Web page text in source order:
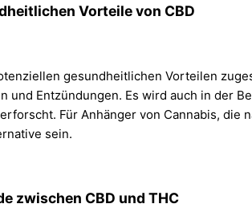
Vorteile von CBD
gesundheitlichen Vorteilen
und Entzündungen. Es wird auch in der
Für Anhänger von Cannabis, die
sein.
zwischen CBD und THC